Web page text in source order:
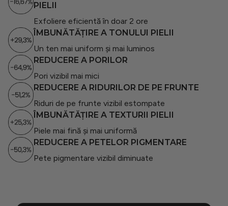
PIELII
Exfoliere eficientă în doar 2 ore
ÎMBUNĂTĂȚIRE A TONULUI PIELII
Un ten mai uniform și mai luminos
REDUCERE A PORILOR
Pori vizibil mai mici
REDUCERE A RIDURILOR DE PE FRUNTE
Riduri de pe frunte vizibil estompate
ÎMBUNĂTĂȚIRE A TEXTURII PIELII
Piele mai fină și mai uniformă
REDUCERE A PETELOR PIGMENTARE
Pete pigmentare vizibil diminuate